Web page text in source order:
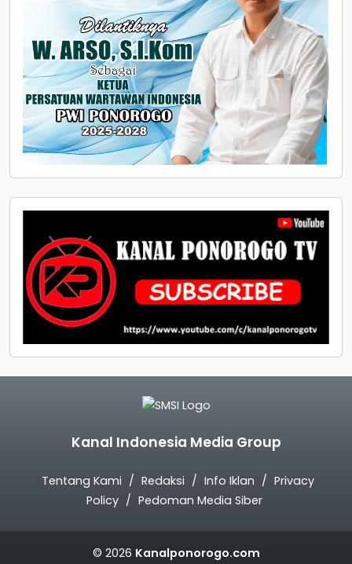
Kanal Indonesia Media Group
Tentang Kami Redaksi Info Iklan
Privacy
Policy
Pedoman Media Siber
© 2026 Kanalponorogo.com